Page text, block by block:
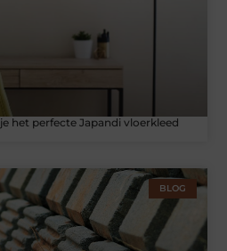
het perfecte Japandi vloerkleed
BLOG